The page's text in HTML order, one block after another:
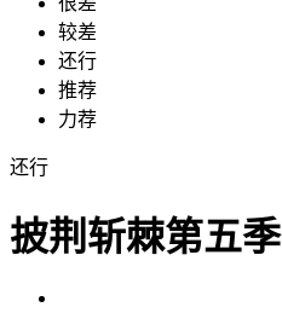
较差
还行
推荐
力荐
还行
披荆斩棘第五季